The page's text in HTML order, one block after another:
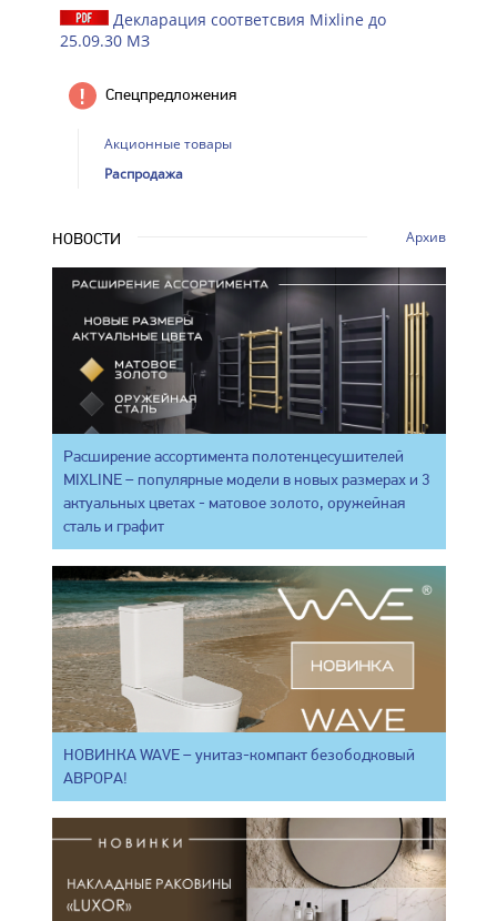
Декларация соответсвия Mixline до
25.09.30 МЗ
Спецпредложения
Акционные товары
Распродажа
НОВОСТИ Архив
Расширение ассортимента полотенцесушителей
MIXLINE – популярные модели в новых размерах и 3
актуальных цветах - матовое золото, оружейная
сталь и графит
НОВИНКА WAVE – унитаз-компакт безободковый
АВРОРА!